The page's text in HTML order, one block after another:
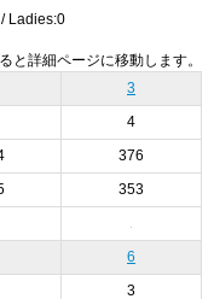
Ladies:0
と詳細ページに移動します。
3
4
376
353
6
3